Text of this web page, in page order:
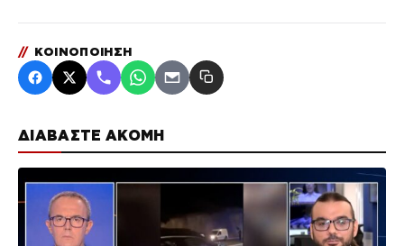
ΔΙΑΒΑΣΤΕ ΑΚΟΜΗ
// ΚΟΙΝΟΠΟΙΗΣΗ